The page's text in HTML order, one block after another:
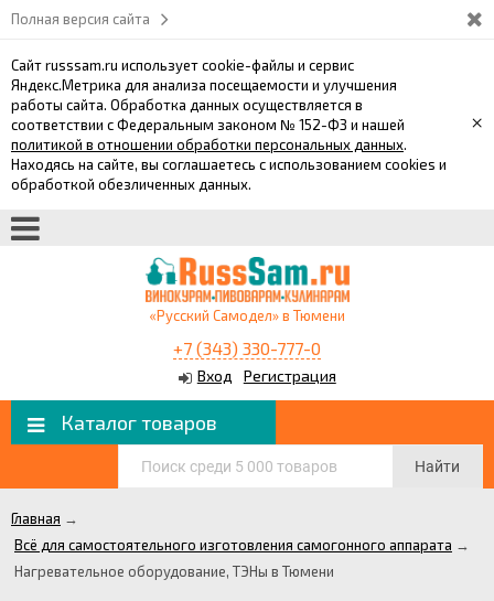
Полная версия сайта
Сайт russsam.ru использует cookie-файлы и сервис
Яндекс.Метрика для анализа посещаемости и улучшения
работы сайта. Обработка данных осуществляется в
соответствии с Федеральным законом № 152-ФЗ и нашей
политикой в отношении обработки персональных данных.
Находясь на сайте, вы соглашаетесь с использованием cookies и
обработкой обезличенных данных.
×
«Русский Самодел» в Тюмени
+7 (343) 330-777-0
Вход Регистрация
Каталог товаров
Найти
Главная →
Всё для самостоятельного изготовления самогонного аппарата →
Нагревательное оборудование, ТЭНы в Тюмени